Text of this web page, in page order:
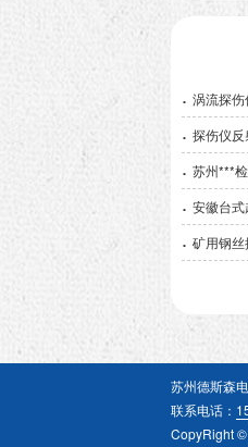
涡流探
探伤仪反
安徽台
矿用钢
苏州德斯森
联系电话：
CopyRight